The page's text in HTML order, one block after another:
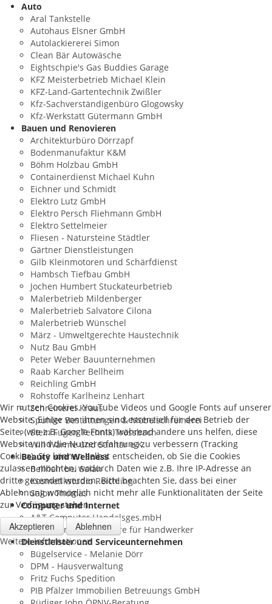
Auto
Aral Tankstelle
Autohaus Elsner GmbH
Autolackiererei Simon
Clean Bär Autowäsche
Eightschpie's Gas Buddies Garage
KFZ Meisterbetrieb Michael Klein
KFZ-Land-Gartentechnik Zwißler
Kfz-Sachverständigenbüro Glogowsky
Kfz-Werkstatt Gütermann GmbH
Bauen und Renovieren
Architekturbüro Dörrzapf
Bodenmanufaktur K&M
Böhm Holzbau GmbH
Containerdienst Michael Kuhn
Eichner und Schmidt
Elektro Lutz GmbH
Elektro Persch Fliehmann GmbH
Elektro Settelmeier
Fliesen - Natursteine Städtler
Gärtner Dienstleistungen
Gilb Kleinmotoren und Schärfdienst
Hambsch Tiefbau GmbH
Jochen Humbert Stuckateurbetrieb
Malerbetrieb Mildenberger
Malerbetrieb Salvatore Cilona
Malerbetrieb Wünschel
März - Umweltgerechte Haustechnik
Nutz Bau GmbH
Peter Weber Bauunternehmen
Raab Karcher Bellheim
Reichling GmbH
Rohstoffe Karlheinz Lenhart
Schreinerei Kraus
Spuhler Bestattungen & Möbelschreinerei
Stein Fugen Technik Trossbach
Will Wärme und Sanitär e.K.
Beauty und Wellness
Bellhair bei Salah
Kosmetikstudio Reichling
Salon Thomas
Computer und Internet
A&T Computer Handelsges.mbH
i2plus GmbH - Software für Handwerker
Dienstleister und Serviceunternehmen
Bügelservice - Melanie Dörr
DPM - Hausverwaltung
Fritz Fuchs Spedition
PIB Pfälzer Immobilien Betreuungs GmbH
Wir nutzen Cookies, YouTube Videos und Google Fonts auf unserer
Website. Einige von ihnen sind essenziell für den Betrieb der
Seite, (wie z.B. Google Fonts) während andere uns helfen, diese
Website und die Nutzererfahrung zu verbessern (Tracking
Cookies). Sie können selbst entscheiden, ob Sie die Cookies
zulassen möchten, wodurch Daten wie z.B. Ihre IP-Adresse an
dritte gesendet werden. Bitte beachten Sie, dass bei einer
Ablehnung womöglich nicht mehr alle Funktionalitäten der Seite
zur Verfügung stehen.
Akzeptieren Ablehnen
Weitere Informationen